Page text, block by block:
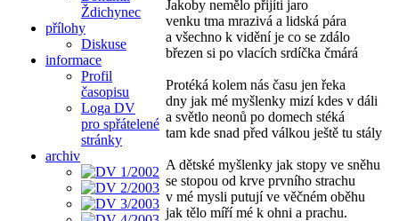
Ždichynec
přílohy
Diskuse
informace
Profil
časopisu
Loga DV
pro spřátelené
stránky
archiv
Jakoby nemělo přijíti jaro
venku tma mrazivá a lidská pára
a všechno k vidění je co se zdálo
březen si po vlacích srdíčka čmárá
Protéká kolem nás času jen řeka
dny jak mé myšlenky mizí kdes v dáli
a světlo neonů po domech stéká
tam kde snad před válkou ještě tu stály
A dětské myšlenky jak stopy ve sněhu
se stopou od krve prvního strachu
v mé mysli putují ve věčném oběhu
jak tělo míří mé k ohni a prachu.